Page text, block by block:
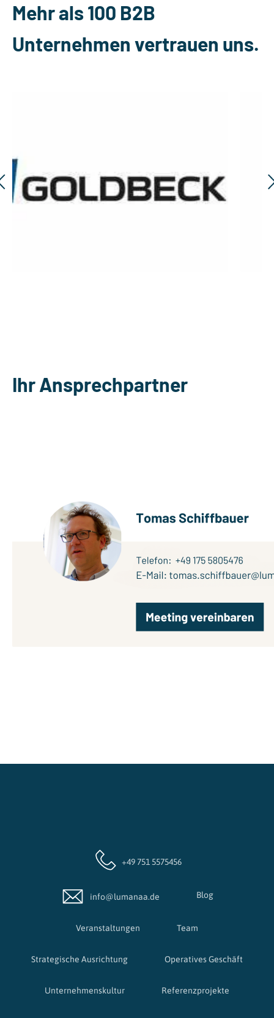
Mehr als 100 B2B
Unternehmen vertrauen uns.
Ihr Ansprechpartner
+49 751 5575456
info@lumanaa.de Blog
Veranstaltungen Team
Strategische Ausrichtung Operatives Geschäft
Unternehmenskultur Referenzprojekte